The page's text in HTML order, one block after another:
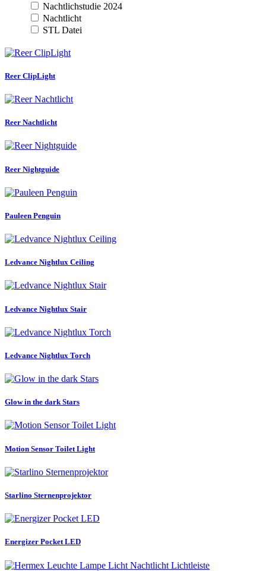
Nachtlichstudie 2024
Nachtlicht
STL Datei
Reer ClipLight
Reer Nachtlicht
Reer Nightguide
Pauleen Penguin
Ledvance Nightlux Ceiling
Ledvance Nightlux Stair
Ledvance Nightlux Torch
Glow in the dark Stars
Motion Sensor Toilet Light
Starlino Sternenprojektor
Energizer Pocket LED